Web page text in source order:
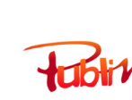
contenu
Publimath